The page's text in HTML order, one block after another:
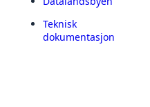
Teknisk
dokumentasjon